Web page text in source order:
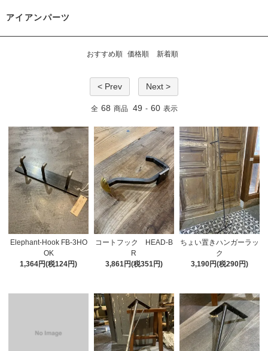
アイアンパーツ
おすすめ順 価格順 新着順
< Prev Next >
全 68 商品 49 - 60 表示
Elephant-Hook FB-3HO
OK
1,364円(税124円)
コートフック HEAD-B
R
3,861円(税351円)
ちょい置きハンガーラッ
ク
3,190円(税290円)